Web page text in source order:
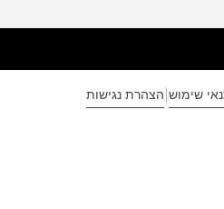
|הצהרת נגישות